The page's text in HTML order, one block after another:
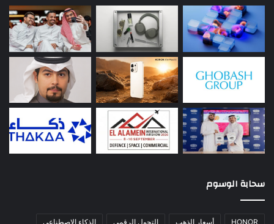
سحابة الوسوم
HONOR أسعار الذهب التحول الرقمي الذكاء الاصطناعي